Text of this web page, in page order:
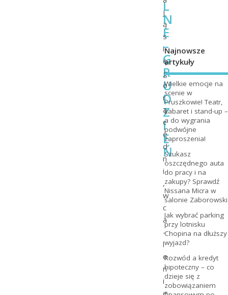
L
N
E
–
G
R
U
D
Z
I
E
Ń
j
ą
s
i
ę
g
o
r
ą
c
e
d
n
i
,
w
c
a
­
l
e
n
i
e
Najnowsze
artykuły
Wielkie emocje na
scenie w
Pruszkowie! Teatr,
kabaret i stand-up –
a do wygrania
podwójne
zaproszenia!
Szukasz
oszczędnego auta
do pracy i na
zakupy? Sprawdź
Nissana Micra w
salonie Zaborowski
Jak wybrać parking
przy lotnisku
Chopina na dłuższy
wyjazd?
Rozwód a kredyt
hipoteczny – co
dzieje się z
zobowiązaniem